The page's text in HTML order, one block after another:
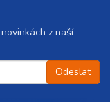
z naší